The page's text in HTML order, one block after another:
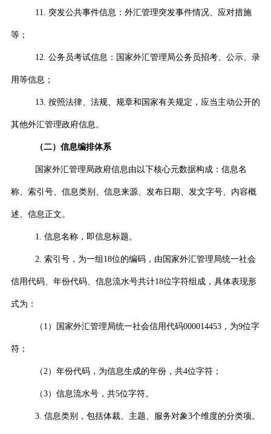
11. 突发公共事件信息：外汇管理突发事件情况、应对措施
等；
12. 公务员考试信息：国家外汇管理局公务员招考、公示、录
用等信息；
13. 按照法律、法规、规章和国家有关规定，应当主动公开的
其他外汇管理政府信息。
（二）信息编排体系
国家外汇管理局政府信息由以下核心元数据构成：信息名
称、索引号、信息类别、信息来源、发布日期、发文字号、内容概
述、信息正文。
1. 信息名称，即信息标题。
2. 索引号，为一组 18位的编码，由国家外汇管理局统一社会
信用代码、年份代码、信息流水号共计18位字符组成，具体表现形
式为：
（ 1 ）国家外汇管理局统一社会信用代码000014453，为9位字
符；
（ 2 ）年份代码，为信息生成的年份，共4位字符；
（3）信息流水号，共5位字符。
3. 信息类别，包括体裁、主题、服务对象3个维度的分类项。